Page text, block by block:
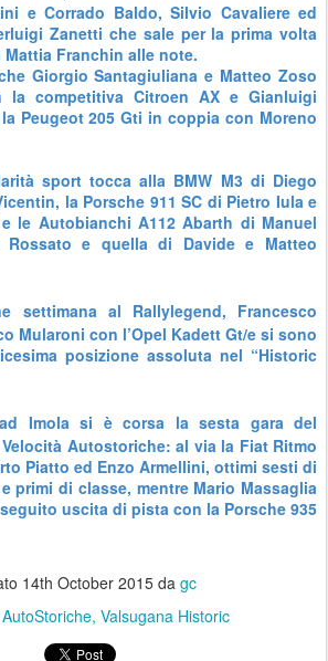
e Corrado Baldo, Silvio Cavaliere ed
Zanetti che sale per la prima volta
Mattia Franchin alle note.
Giorgio Santagiuliana e Matteo Zoso
la competitiva Citroen AX e Gianluigi
Peugeot 205 Gti in coppia con Moreno
sport tocca alla BMW M3 di Diego
la Porsche 911 SC di Pietro Iula e
le Autobianchi A112 Abarth di Manuel
Rossato e quella di Davide e Matteo
settimana al Rallylegend, Francesco
Mularoni con l’Opel Kadett Gt/e si sono
posizione assoluta nel “Historic
Imola si è corsa la sesta gara del
Autostoriche: al via la Fiat Ritmo
Piatto ed Enzo Armellini, ottimi sesti di
primi di classe, mentre Mario Massaglia
uscita di pista con la Porsche 935
14th October 2015 da gc
AutoStoriche Valsugana Historic